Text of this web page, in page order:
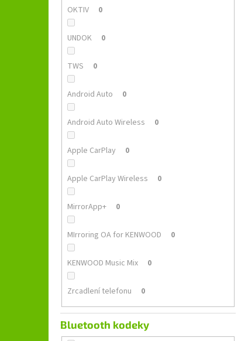
OKTIV 0
UNDOK 0
TWS 0
Android Auto 0
Android Auto Wireless 0
Apple CarPlay 0
Apple CarPlay Wireless 0
MirrorApp+ 0
MIrroring OA for KENWOOD 0
KENWOOD Music Mix 0
Zrcadlení telefonu 0
Bluetooth kodeky